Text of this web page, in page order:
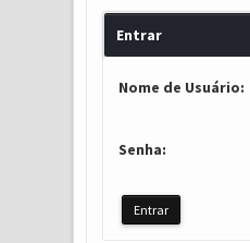
Entrar
Nome de Usuário:
Senha: